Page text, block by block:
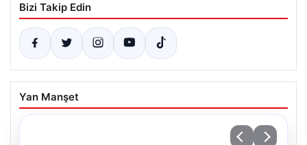
Bizi Takip Edin
Yan Manşet